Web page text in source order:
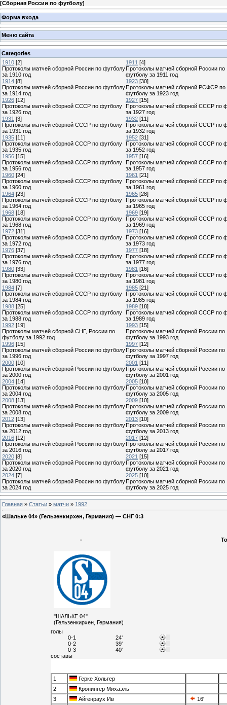
[Сборная России по футболу]
Форма входа
Меню сайта
Categories
1910 [2]
Протоколы матчей сборной России по футболу
за 1910 год
1911 [4]
Протоколы матчей сборной России по
футболу за 1911 год
1914 [8]
Протоколы матчей сборной России по футболу
за 1914 год
1923 [30]
Протоколы матчей сборной РСФСР по
футболу за 1923 год
1926 [12]
Протоколы матчей сборной СССР по футболу
за 1926 год
1927 [15]
Протоколы матчей сборной СССР по
за 1927 год
1931 [3]
Протоколы матчей сборной СССР по футболу
за 1931 год
1932 [11]
Протоколы матчей сборной СССР по
за 1932 год
1935 [11]
Протоколы матчей сборной СССР по футболу
за 1935 год
1952 [31]
Протоколы матчей сборной СССР по
за 1952 год
1956 [15]
Протоколы матчей сборной СССР по футболу
за 1956 год
1957 [16]
Протоколы матчей сборной СССР по
за 1957 год
1960 [24]
Протоколы матчей сборной СССР по футболу
за 1960 год
1961 [21]
Протоколы матчей сборной СССР по
за 1961 год
1964 [23]
Протоколы матчей сборной СССР по футболу
за 1964 год
1965 [28]
Протоколы матчей сборной СССР по
за 1965 год
1968 [18]
Протоколы матчей сборной СССР по футболу
за 1968 год
1969 [19]
Протоколы матчей сборной СССР по
за 1969 год
1972 [31]
Протоколы матчей сборной СССР по футболу
за 1972 год
1973 [16]
Протоколы матчей сборной СССР по
за 1973 год
1976 [37]
Протоколы матчей сборной СССР по футболу
за 1976 год
1977 [18]
Протоколы матчей сборной СССР по
за 1977 год
1980 [33]
Протоколы матчей сборной СССР по футболу
за 1980 год
1981 [16]
Протоколы матчей сборной СССР по
за 1981 год
1984 [7]
Протоколы матчей сборной СССР по футболу
за 1984 год
1985 [21]
Протоколы матчей сборной СССР по
за 1985 год
1988 [25]
Протоколы матчей сборной СССР по футболу
за 1988 год
1989 [18]
Протоколы матчей сборной СССР по
за 1989 год
1992 [19]
Протоколы матчей сборной СНГ, России по
футболу за 1992 год
1993 [15]
Протоколы матчей сборной России по
футболу за 1993 год
1996 [15]
Протоколы матчей сборной России по футболу
за 1996 год
1997 [12]
Протоколы матчей сборной России по
футболу за 1997 год
2000 [10]
Протоколы матчей сборной России по футболу
за 2000 год
2001 [11]
Протоколы матчей сборной России по
футболу за 2001 год
2004 [14]
Протоколы матчей сборной России по футболу
за 2004 год
2005 [10]
Протоколы матчей сборной России по
футболу за 2005 год
2008 [13]
Протоколы матчей сборной России по футболу
за 2008 год
2009 [10]
Протоколы матчей сборной России по
футболу за 2009 год
2012 [13]
Протоколы матчей сборной России по футболу
за 2012 год
2013 [10]
Протоколы матчей сборной России по
футболу за 2013 год
2016 [12]
Протоколы матчей сборной России по футболу
за 2016 год
2017 [12]
Протоколы матчей сборной России по
футболу за 2017 год
2020 [8]
Протоколы матчей сборной России по футболу
за 2020 год
2021 [15]
Протоколы матчей сборной России по
футболу за 2021 год
2024 [7]
Протоколы матчей сборной России по футболу
за 2024 год
2025 [10]
Протоколы матчей сборной России по
футболу за 2025 год
Главная » Статьи » матчи » 1992
«Шальке 04» (Гельзенкирхен, Германия) — СНГ 0:3
-
"ШАЛЬКЕ 04"
(Гельзенкирхен, Германия)
голы
0-1
24'
0-2
39'
0-3
40'
составы
1
Герке Хольгер
2
Кронингер Михаэль
3
Айгенраух Ив
16'